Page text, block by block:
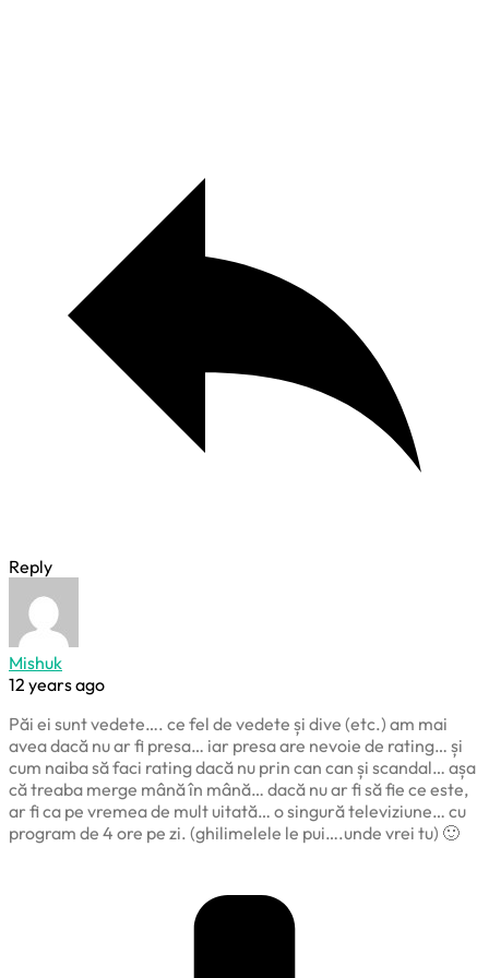
Reply
Mishuk
12 years ago
Păi ei sunt vedete…. ce fel de vedete și dive (etc.) am mai
avea dacă nu ar fi presa… iar presa are nevoie de rating… și
cum naiba să faci rating dacă nu prin can can și scandal… așa
că treaba merge mână în mână… dacă nu ar fi să fie ce este,
ar fi ca pe vremea de mult uitată… o singură televiziune… cu
program de 4 ore pe zi. (ghilimelele le pui….unde vrei tu) 🙂